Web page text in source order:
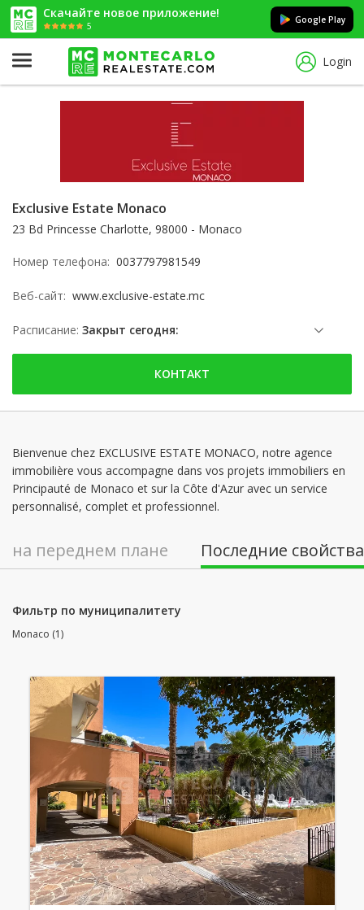
Скачайте новое приложение!
5
Google Play
Login
Exclusive Estate Monaco
23 Bd Princesse Charlotte, 98000 - Monaco
Номер телефона: 0037797981549
Веб-сайт: www.exclusive-estate.mc
Расписание: Закрыт сегодня:
суббота: Заблокированы
воскресенье: Заблокированы
среда: 09:00 - 12:00 | 14:00 - 18:00
четверг: 09:00 - 12:00 | 14:00 - 18:00
пятница: 09:00 - 12:00 | 14:00 - 18:00
КОНТАКТ
Bienvenue chez EXCLUSIVE ESTATE MONACO, notre agence
immobilière vous accompagne dans vos projets immobiliers en
Principauté de Monaco et sur la Côte d'Azur avec un service
personnalisé, complet et professionnel.
на переднем плане Последние свойства
Фильтр по муниципалитету
Monaco (1)